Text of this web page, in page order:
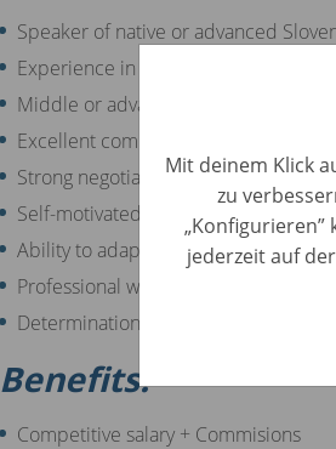
Mit deinem Klick
zu
jederzeit auf
Speaker of native or advanced
Experience in sales or the
Middle or advanced English skills
Excellent communication and
Strong negotiation and persuasion
Self-motivated and target-driven
Ability to adapt to new situations
Professional way of approaching the
Determination in fulfilling the
Benefits:
Competitive salary + Commisions